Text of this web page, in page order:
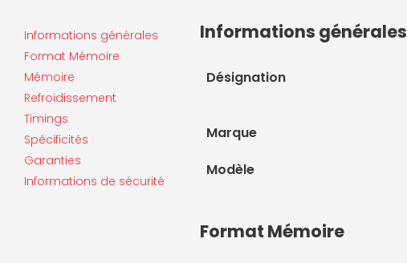
Informations générales
Format Mémoire
Mémoire
Refroidissement
Timings
Spécificités
Garanties
Informations de sécurité
Informations générales
Désignation
Marque
Modèle
Format Mémoire